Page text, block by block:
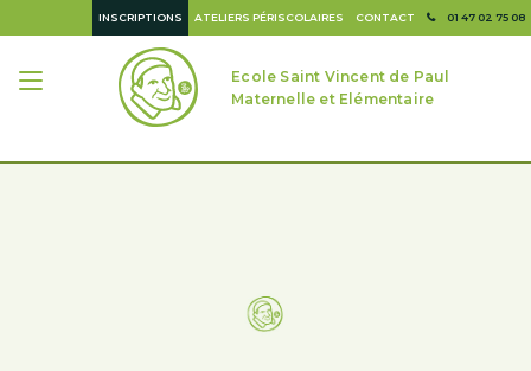
01 47 02 75 08
CONTACT
ATELIERS PÉRISCOLAIRES
INSCRIPTIONS
Ecole Saint Vincent de Paul
Maternelle et Elémentaire